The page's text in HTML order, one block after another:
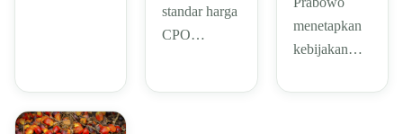
standar harga
CPO…
menetapkan
kebijakan…